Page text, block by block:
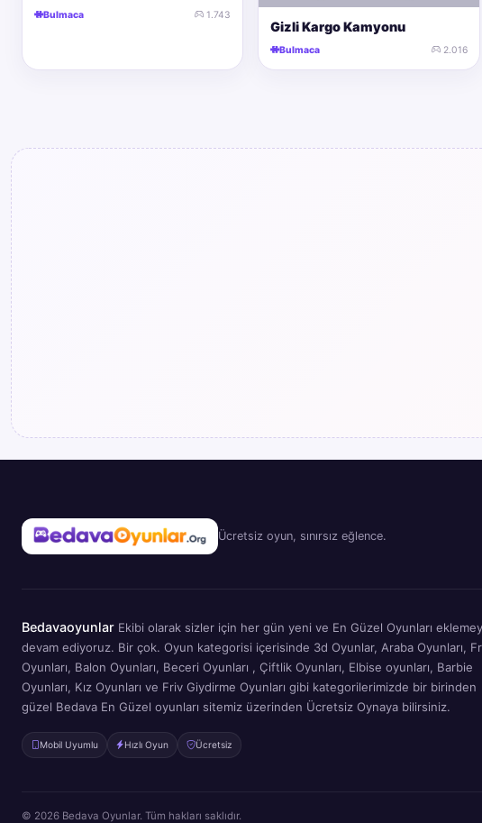
Bulmaca 1.743
Gizli Kargo Kamyonu
Bulmaca 2.016
Ücretsiz oyun, sınırsız eğlence.
Bedavaoyunlar Ekibi olarak sizler için her gün yeni ve En Güzel Oyunları
devam ediyoruz. Bir çok. Oyun kategorisi içerisinde 3d Oyunlar, Araba Oyunları,
Oyunları, Balon Oyunları, Beceri Oyunları , Çiftlik Oyunları, Elbise oyunları, Barbie
Oyunları, Kız Oyunları ve Friv Giydirme Oyunları gibi kategorilerimizde bir birinden
güzel Bedava En Güzel oyunları sitemiz üzerinden Ücretsiz Oynaya bilirsiniz.
Mobil Uyumlu Hızlı Oyun Ücretsiz
© 2026 Bedava Oyunlar. Tüm hakları saklıdır.